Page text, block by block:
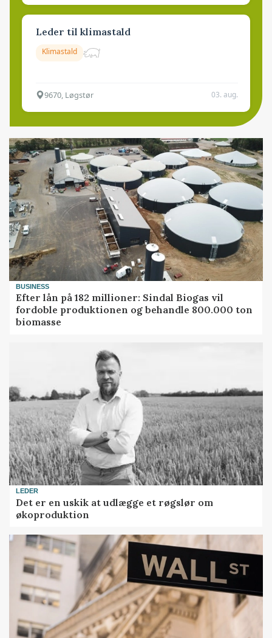
Leder til klimastald
Klimastald
9670, Løgstør 03. aug.
BUSINESS
Efter lån på 182 millioner: Sindal Biogas vil
fordoble produktionen og behandle 800.000 ton
biomasse
LEDER
Det er en uskik at udlægge et røgslør om
økoproduktion